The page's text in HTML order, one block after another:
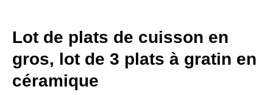
Lot de plats de cuisson en
gros, lot de 3 plats à gratin en
céramique